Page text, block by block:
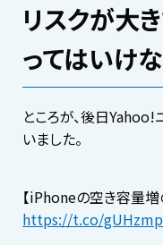
リスクが大
ってはいけな
ところが、後日
いました。
【iPhoneの空き容量増
https://t.co/